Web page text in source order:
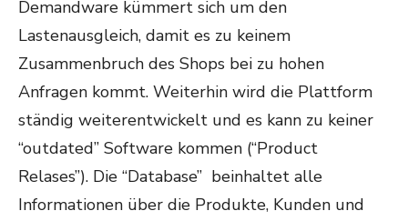
Demandware kümmert sich um den
Lastenausgleich, damit es zu keinem
Zusammenbruch des Shops bei zu hohen
Anfragen kommt. Weiterhin wird die Plattform
ständig weiterentwickelt und es kann zu keiner
“outdated” Software kommen (“Product
Relases”). Die “Database” beinhaltet alle
Informationen über die Produkte, Kunden und